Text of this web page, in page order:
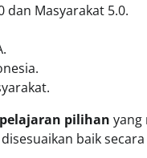
Masyarakat 5.0.
pilihan yang
baik